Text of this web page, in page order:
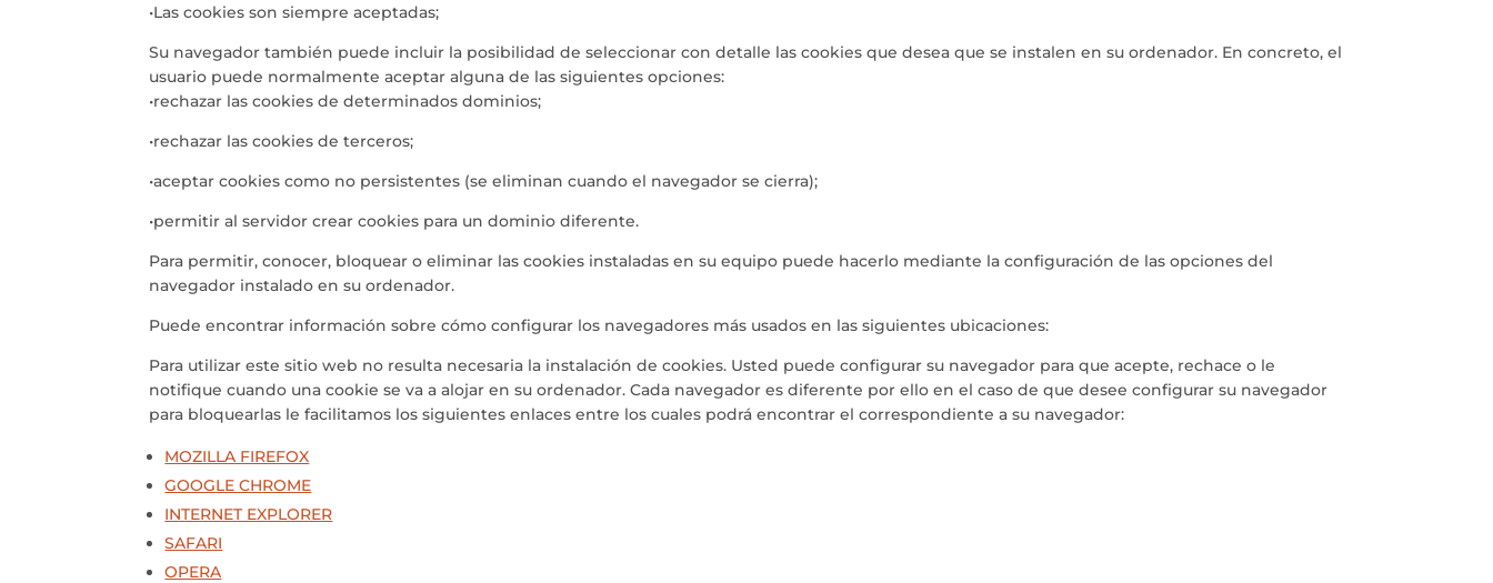
•Las cookies son siempre aceptadas;
Su navegador también puede incluir la posibilidad de seleccionar con detalle las cookies que desea que se instalen en su ordenador. En concreto, el
usuario puede normalmente aceptar alguna de las siguientes opciones:
•rechazar las cookies de determinados dominios;
•rechazar las cookies de terceros;
•aceptar cookies como no persistentes (se eliminan cuando el navegador se cierra);
•permitir al servidor crear cookies para un dominio diferente.
Para permitir, conocer, bloquear o eliminar las cookies instaladas en su equipo puede hacerlo mediante la configuración de las opciones del
navegador instalado en su ordenador.
Puede encontrar información sobre cómo configurar los navegadores más usados en las siguientes ubicaciones:
Para utilizar este sitio web no resulta necesaria la instalación de cookies. Usted puede configurar su navegador para que acepte, rechace o le
notifique cuando una cookie se va a alojar en su ordenador. Cada navegador es diferente por ello en el caso de que desee configurar su navegador
para bloquearlas le facilitamos los siguientes enlaces entre los cuales podrá encontrar el correspondiente a su navegador:
MOZILLA FIREFOX
GOOGLE CHROME
INTERNET EXPLORER
SAFARI
OPERA